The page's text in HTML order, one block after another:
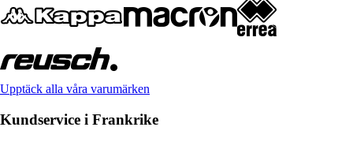
Upptäck alla våra varumärken
Kundservice i Frankrike